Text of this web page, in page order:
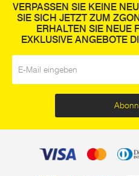
VERPASSEN SIE KEINE
SIE SICH JETZT ZUM
ERHALTEN SIE NEUE
EXKLUSIVE ANGEBOTE